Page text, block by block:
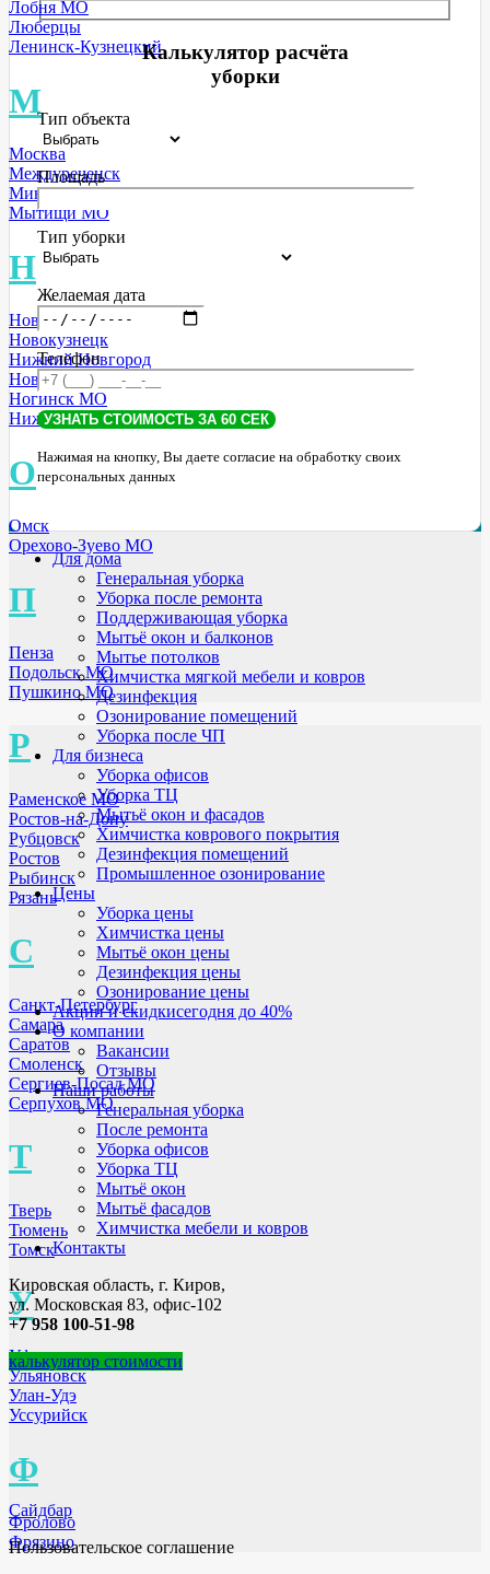
Лобня МО
Люберцы
Ленинск-Кузнецкий
М
Москва
Междуреченск
Минусинск
Мытищи МО
Н
Новосибирск
Новокузнецк
Нижний Новгород
Новороссийск
Ногинск МО
Нижний Тагил
О
Омск
Орехово-Зуево МО
П
Пенза
Подольск МО
Пушкино МО
Р
Раменское МО
Ростов-на-Дону
Рубцовск
Ростов
Рыбинск
Рязань
С
Санкт-Петербург
Самара
Саратов
Смоленск
Сергиев-Посад МО
Серпухов МО
Т
Тверь
Тюмень
Томск
У
Уфа
Ульяновск
Улан-Удэ
Уссурийск
Ф
Фролово
Фрязино
Калькулятор расчёта
уборки
Тип объекта
Площадь
Тип уборки
Желаемая дата
Телефон
Нажимая на кнопку, Вы даете согласие на обработку своих
персональных данных
Для дома
Генеральная уборка
Уборка после ремонта
Поддерживающая уборка
Мытьё окон и балконов
Мытье потолков
Химчистка мягкой мебели и ковров
Дезинфекция
Озонирование помещений
Уборка после ЧП
Для бизнеса
Уборка офисов
Уборка ТЦ
Мытьё окон и фасадов
Химчистка коврового покрытия
Дезинфекция помещений
Промышленное озонирование
Цены
Уборка цены
Химчистка цены
Мытьё окон цены
Дезинфекция цены
Озонирование цены
Акции и скидкисегодня до 40%
О компании
Вакансии
Отзывы
Наши работы
Генеральная уборка
После ремонта
Уборка офисов
Уборка ТЦ
Мытьё окон
Мытьё фасадов
Химчистка мебели и ковров
Контакты
Кировская область, г. Киров,
ул. Московская 83, офис-102
+7 958 100-51-98
калькулятор стоимости
Сайдбар
Пользовательское соглашение